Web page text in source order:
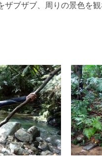
ブザブ、周りの景色を